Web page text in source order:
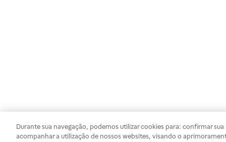
Durante sua navegação, podemos utilizar cookies para: confirmar
acompanhar a utilização de nossos websites, visando o